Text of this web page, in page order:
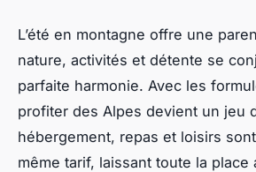
L’été en montagne offre une
nature, activités et détente se
parfaite harmonie. Avec les
profiter des Alpes devient un jeu
hébergement, repas et loisirs
même tarif, laissant toute la place